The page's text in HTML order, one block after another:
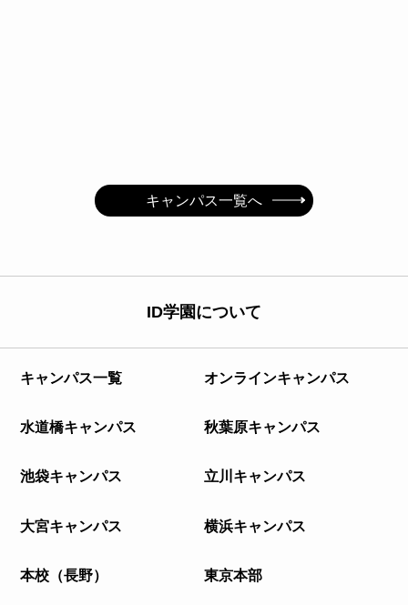
キャンパス一覧へ
ID学園について
キャンパス一覧 オンラインキャンパス
水道橋キャンパス 秋葉原キャンパス
池袋キャンパス 立川キャンパス
大宮キャンパス 横浜キャンパス
本校（長野） 東京本部